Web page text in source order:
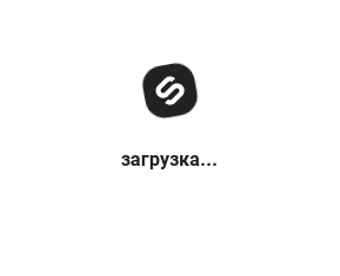
загрузка...